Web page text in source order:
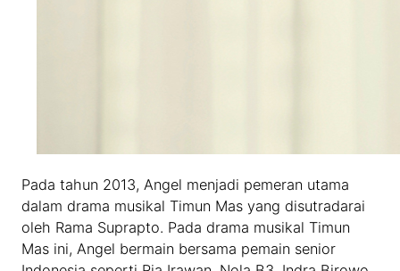
Pada tahun 2013, Angel menjadi pemeran utama
dalam drama musikal Timun Mas yang disutradarai
oleh Rama Suprapto. Pada drama musikal Timun
Mas ini, Angel bermain bersama pemain senior